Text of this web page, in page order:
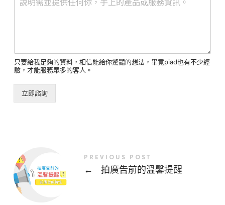
只要給我足夠的資料，相信能給你驚豔的想法，畢竟piad也有不少經
驗，才能服務眾多的客人。
立即諮詢
PREVIOUS POST
← 拍廣告前的溫馨提醒